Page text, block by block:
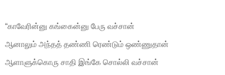
“காவேரின்னு கங்கைன்னு பேரு வச்சான்
ஆனாலும் அந்தத் தண்ணி ரெண்டும் ஒண்ணுதான்
ஆளாளுக்கொரு சாதி இங்கே சொல்லி வச்சான்